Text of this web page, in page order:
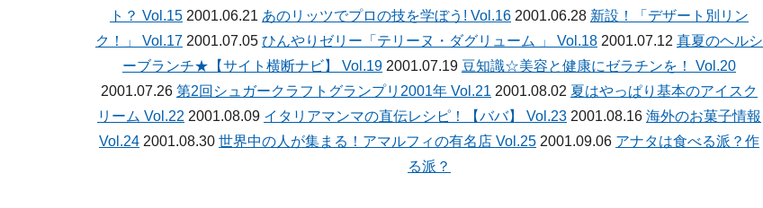
ト？ Vol.15 2001.06.21 あのリッツでプロの技を学ぼう! Vol.16 2001.06.28 新設！「デザート別リン
ク！」 Vol.17 2001.07.05 ひんやりゼリー「テリーヌ・ダグリューム 」 Vol.18 2001.07.12 真夏のヘルシ
ーブランチ★【サイト横断ナビ】 Vol.19 2001.07.19 豆知識☆美容と健康にゼラチンを！ Vol.20
2001.07.26 第2回シュガークラフトグランプリ2001年 Vol.21 2001.08.02 夏はやっぱり基本のアイスク
リーム Vol.22 2001.08.09 イタリアマンマの直伝レシピ！【ババ】 Vol.23 2001.08.16 海外のお菓子情報
Vol.24 2001.08.30 世界中の人が集まる！アマルフィの有名店 Vol.25 2001.09.06 アナタは食べる派？作
る派？